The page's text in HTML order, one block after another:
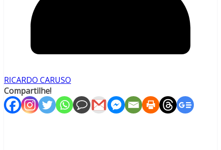
RICARDO CARUSO
Compartilhe!